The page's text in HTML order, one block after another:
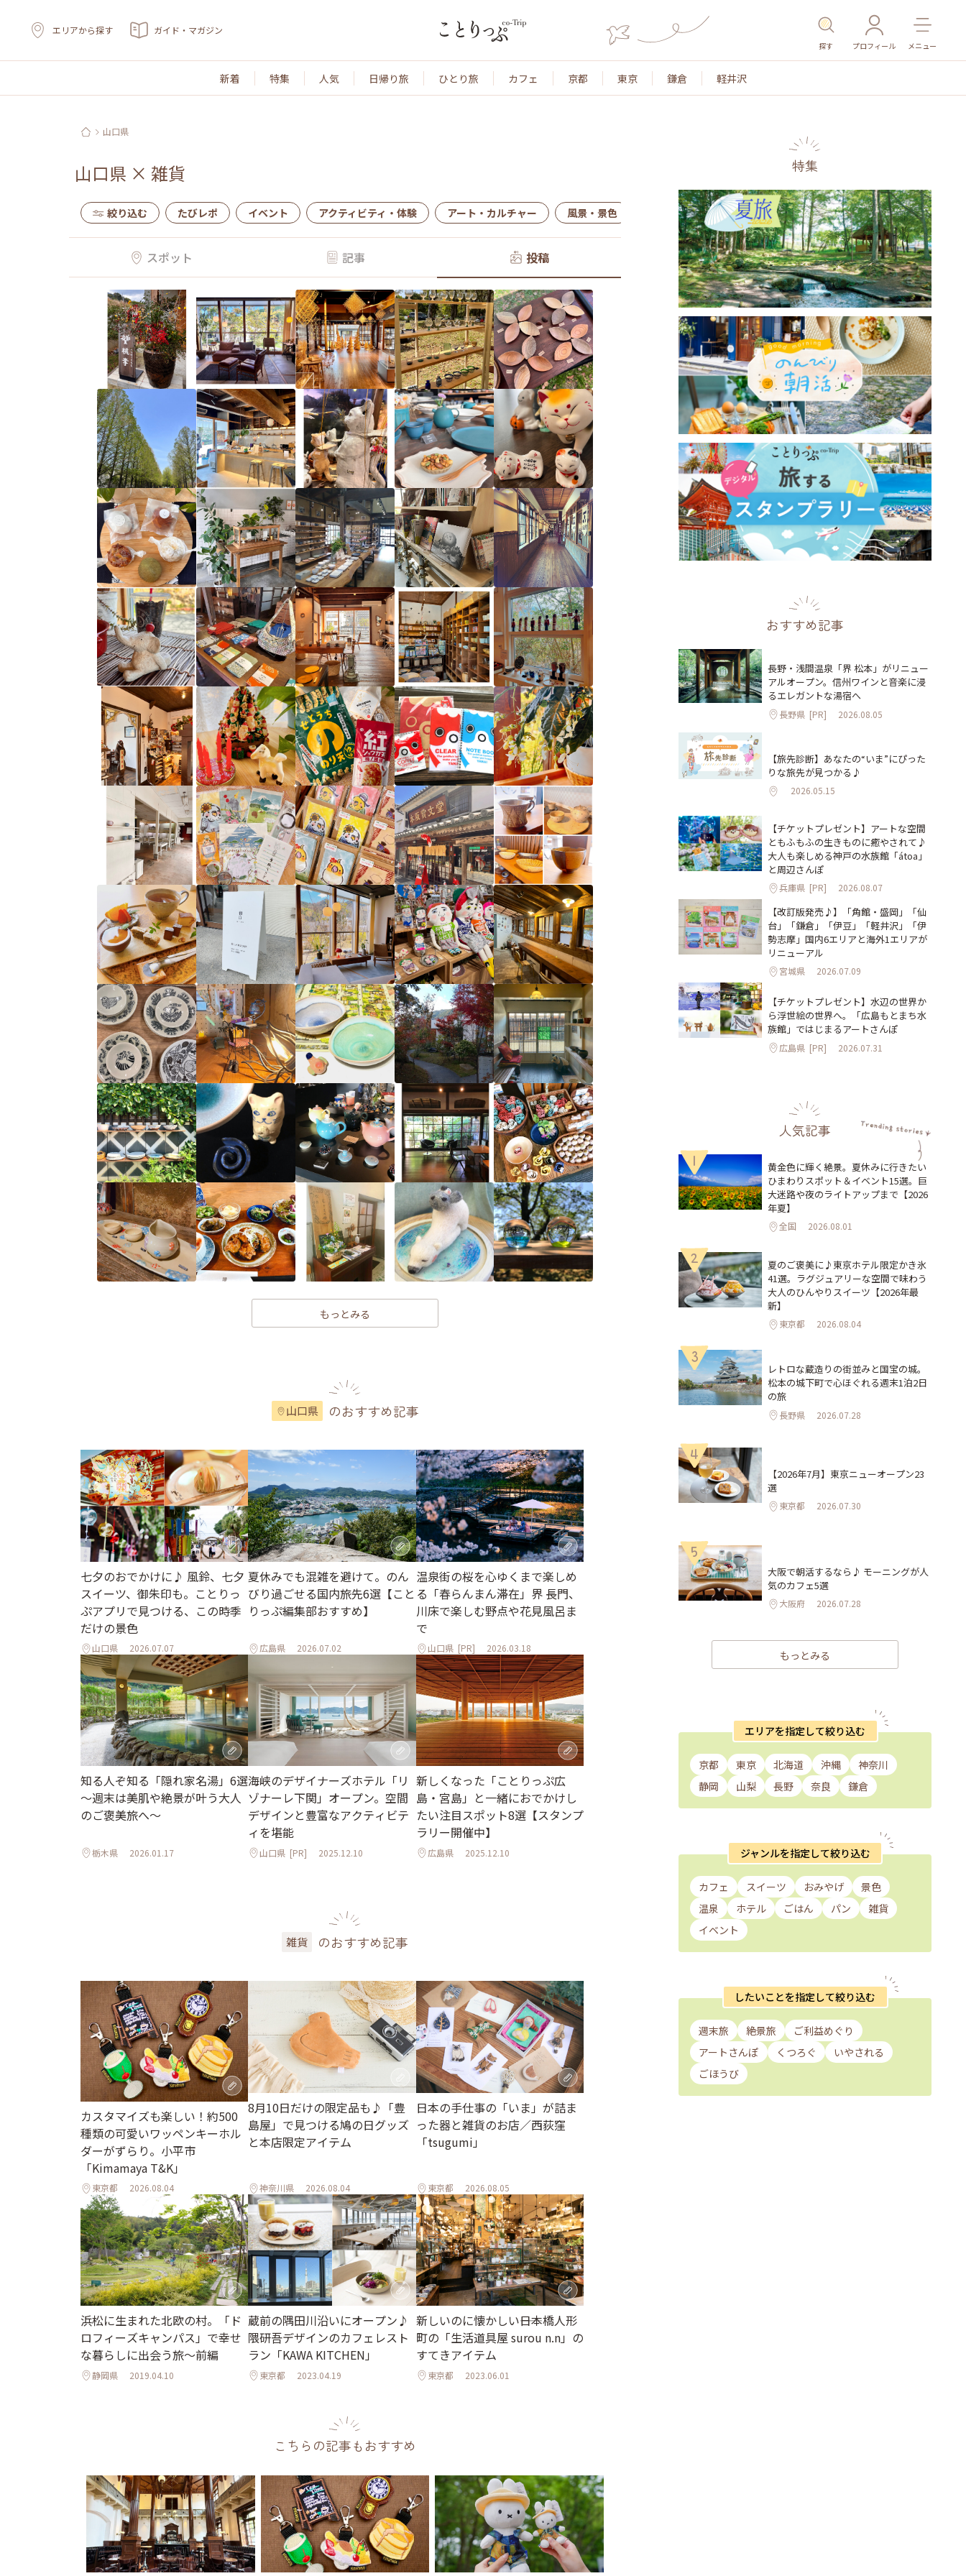
エリアから探す ガイド・マガジン
探す プロフィール メニュー
新着 特集 人気 日帰り旅 ひとり旅 カフェ 京都 東京 鎌倉 軽井沢
山口県
山口県 × 雑貨
絞り込む たびレポ イベント アクティビティ・体験 アート・カルチャー 風景・景色 名所・旧跡 温泉・スパ その他施設 ごはん
スポット 記事 投稿
もっとみる
山口県 のおすすめ記事
七夕のおでかけに♪ 風鈴、七夕
スイーツ、御朱印も。ことりっ
ぷアプリで見つける、この時季
だけの景色
山口県 2026.07.07
夏休みでも混雑を避けて。のん
びり過ごせる国内旅先6選【こと
りっぷ編集部おすすめ】
広島県 2026.07.02
温泉街の桜を心ゆくまで楽しめ
る「春らんまん滞在」界 長門、
川床で楽しむ野点や花見風呂ま
で
山口県[PR] 2026.03.18
知る人ぞ知る「隠れ家名湯」6選
～週末は美肌や絶景が叶う大人
のご褒美旅へ～
栃木県 2026.01.17
海峡のデザイナーズホテル「リ
ゾナーレ下関」オープン。空間
デザインと豊富なアクティビテ
ィを堪能
山口県 [PR] 2025.12.10
新しくなった「ことりっぷ広
島・宮島」と一緒におでかけし
たい注目スポット8選【スタンプ
ラリー開催中】
広島県 2025.12.10
雑貨 のおすすめ記事
カスタマイズも楽しい！約500
種類の可愛いワッペンキーホル
ダーがずらり。小平市
「Kimamaya T&K」
東京都 2026.08.04
8月10日だけの限定品も♪「豊
島屋」で見つける鳩の日グッズ
と本店限定アイテム
神奈川県 2026.08.04
日本の手仕事の「いま」が詰ま
った器と雑貨のお店／西荻窪
「tsugumi」
東京都 2026.08.05
浜松に生まれた北欧の村。「ド
ロフィーズキャンパス」で幸せ
な暮らしに出会う旅～前編
静岡県 2019.04.10
蔵前の隅田川沿いにオープン♪
隈研吾デザインのカフェレスト
ラン「KAWA KITCHEN」
東京都 2023.04.19
新しいのに懐かしい――日本橋人形
町の「生活道具屋 surou n.n」の
すてきアイテム
東京都 2023.06.01
こちらの記事もおすすめ
特集
おすすめ記事
長野・浅間温泉「界 松本」がリニュー
アルオープン。信州ワインと音楽に浸
るエレガントな湯宿へ
長野県 [PR] 2026.08.05
【旅先診断】あなたの“いま”にぴった
りな旅先が見つかる♪
2026.05.15
【チケットプレゼント】アートな空間
ともふもふの生きものに癒やされて♪
大人も楽しめる神戸の水族館「átoa」
と周辺さんぽ
兵庫県 [PR] 2026.08.07
【改訂版発売♪】「角館・盛岡」「仙
台」「鎌倉」「伊豆」「軽井沢」「伊
勢志摩」国内6エリアと海外1エリアが
リニューアル
宮城県 2026.07.09
【チケットプレゼント】水辺の世界か
ら浮世絵の世界へ。「広島もとまち水
族館」ではじまるアートさんぽ
広島県 [PR] 2026.07.31
人気記事
1
黄金色に輝く絶景。夏休みに行きたい
ひまわりスポット＆イベント15選。巨
大迷路や夜のライトアップまで【2026
年夏】
全国 2026.08.01
2
夏のご褒美に♪東京ホテル限定かき氷
41選。ラグジュアリーな空間で味わう
大人のひんやりスイーツ【2026年最
新】
東京都 2026.08.04
3
レトロな蔵造りの街並みと国宝の城。
松本の城下町で心ほぐれる週末1泊2日
の旅
長野県 2026.07.28
4
【2026年7月】東京ニューオープン23
選
東京都 2026.07.30
5
大阪で朝活するなら♪ モーニングが人
気のカフェ5選
大阪府 2026.07.28
もっとみる
エリアを指定して絞り込む
京都 東京 北海道 沖縄
神奈川
静岡
山梨 長野 奈良 鎌倉
ジャンルを指定して絞り込む
カフェ スイーツ おみやげ
景色
温泉
ホテル ごはん パン
雑貨
イベント
したいことを指定して絞り込む
週末旅 絶景旅
ご利益めぐり
アートさんぽ
くつろぐ
いやされる
ごほうび